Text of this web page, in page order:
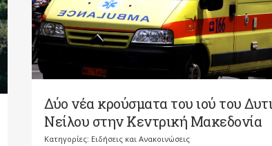
Δύο νέα κρούσματα του ιού του
Νείλου στην Κεντρική Μακεδονία
Κατηγορίες: Ειδήσεις και Ανακοινώσεις